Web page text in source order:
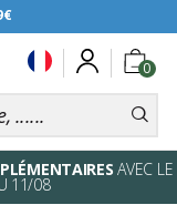
0
AVEC LE
11/08